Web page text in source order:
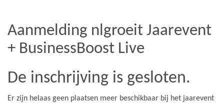
Aanmelding nlgroeit Jaarevent
+ BusinessBoost Live
De inschrijving is gesloten.
Er zijn helaas geen plaatsen meer beschikbaar bij het jaarevent